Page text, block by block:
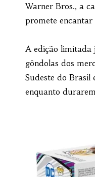
Warner Bros., a
promete encantar
A edição limitada
gôndolas dos
Sudeste do Brasil
enquanto